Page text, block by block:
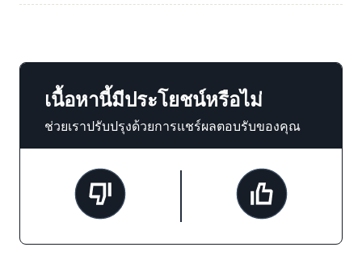
เนื้อหานี้มีประโยชน์หรือไม่
ช่วยเราปรับปรุงด้วยการแชร์ผลตอบรับของคุณ